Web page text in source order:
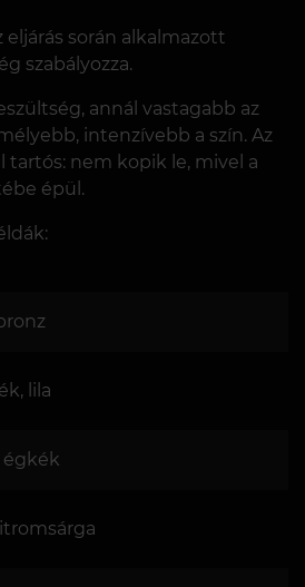
eljárás során alkalmazott
szabályozza.
annál vastagabb az
intenzívebb a szín. Az
nem kopik le, mivel a
épül.
lila
égkék